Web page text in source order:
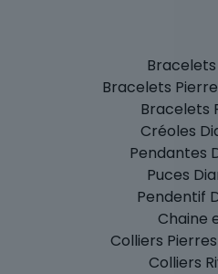
Bracelets
Bracelets
Créoles
Pendantes
Puces
Pendentif
Chaine
Colliers
Colliers